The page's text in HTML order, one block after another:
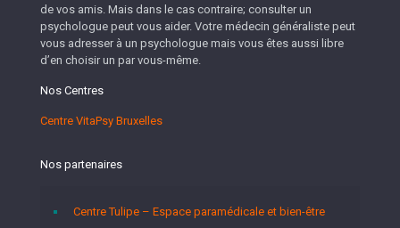
de vos amis. Mais dans le cas contraire; consulter un
psychologue peut vous aider. Votre médecin généraliste peut
vous adresser à un psychologue mais vous êtes aussi libre
d’en choisir un par vous-même.
Nos Centres
Centre VitaPsy Bruxelles
Nos partenaires
Centre Tulipe – Espace paramédicale et bien-être